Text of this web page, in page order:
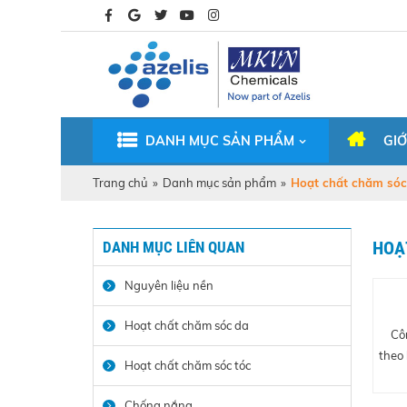
DANH MỤC SẢN PHẨM
Trang chủ » Danh mục sản phẩm » Hoạt chất chăm
theo
DANH MỤC LIÊN QUAN
Nguyên liệu nền
Hoạt chất chăm sóc da
Hoạt chất chăm sóc tóc